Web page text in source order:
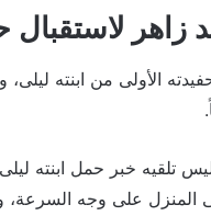
لاستقبال
الأولى من ابنته
تلقيه خبر حمل ابنته
على وجه السرعة،